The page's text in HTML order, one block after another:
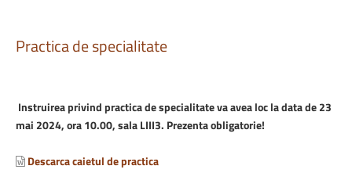
Practicadespecialitate
Instruirea privind practica de specialitate va avea loc la data de 23
mai 2024, ora 10.00, sala LIII3. Prezenta obligatorie!
Descarca caietul de practica